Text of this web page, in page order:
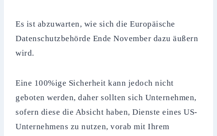
Es ist abzuwarten, wie sich die Europäische
Datenschutzbehörde Ende November dazu äußern
wird.
Eine 100%ige Sicherheit kann jedoch nicht
geboten werden, daher sollten sich Unternehmen,
sofern diese die Absicht haben, Dienste eines US-
Unternehmens zu nutzen, vorab mit Ihrem